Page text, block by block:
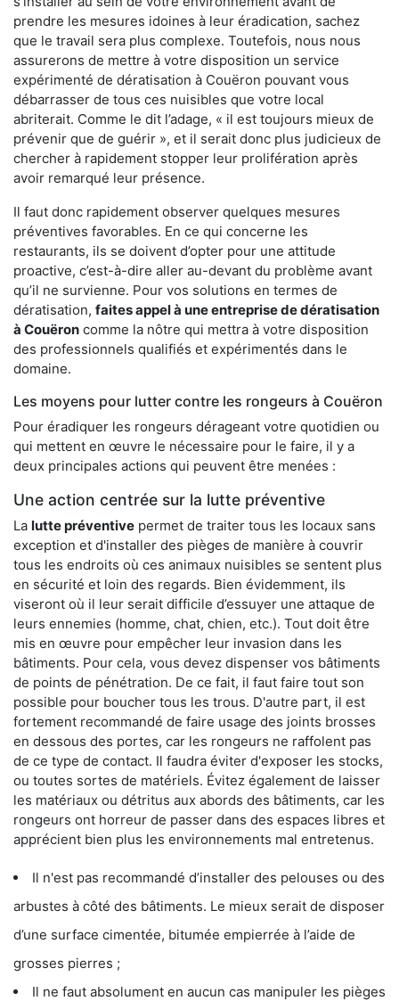
prendre les mesures idoines à leur éradication, sachez
que le travail sera plus complexe. Toutefois, nous nous
assurerons de mettre à votre disposition un service
expérimenté de dératisation à Couëron pouvant vous
débarrasser de tous ces nuisibles que votre local
abriterait. Comme le dit l’adage, « il est toujours mieux de
prévenir que de guérir », et il serait donc plus judicieux de
chercher à rapidement stopper leur prolifération après
avoir remarqué leur présence.
Il faut donc rapidement observer quelques mesures
préventives favorables. En ce qui concerne les
restaurants, ils se doivent d’opter pour une attitude
proactive, c’est-à-dire aller au-devant du problème avant
qu’il ne survienne. Pour vos solutions en termes de
dératisation, faites appel à une entreprise de dératisation
à Couëron comme la nôtre qui mettra à votre disposition
des professionnels qualifiés et expérimentés dans le
domaine.
Les moyens pour lutter contre les rongeurs à Couëron
Pour éradiquer les rongeurs dérageant votre quotidien ou
qui mettent en œuvre le nécessaire pour le faire, il y a
deux principales actions qui peuvent être menées :
Une action centrée sur la lutte préventive
La lutte préventive permet de traiter tous les locaux sans
exception et d'installer des pièges de manière à couvrir
tous les endroits où ces animaux nuisibles se sentent plus
en sécurité et loin des regards. Bien évidemment, ils
viseront où il leur serait difficile d’essuyer une attaque de
leurs ennemies (homme, chat, chien, etc.). Tout doit être
mis en œuvre pour empêcher leur invasion dans les
bâtiments. Pour cela, vous devez dispenser vos bâtiments
de points de pénétration. De ce fait, il faut faire tout son
possible pour boucher tous les trous. D'autre part, il est
fortement recommandé de faire usage des joints brosses
en dessous des portes, car les rongeurs ne raffolent pas
de ce type de contact. Il faudra éviter d'exposer les stocks,
ou toutes sortes de matériels. Évitez également de laisser
les matériaux ou détritus aux abords des bâtiments, car les
rongeurs ont horreur de passer dans des espaces libres et
apprécient bien plus les environnements mal entretenus.
Il n'est pas recommandé d’installer des pelouses ou des
arbustes à côté des bâtiments. Le mieux serait de disposer
d’une surface cimentée, bitumée empierrée à l’aide de
grosses pierres ;
Il ne faut absolument en aucun cas manipuler les pièges